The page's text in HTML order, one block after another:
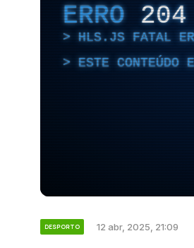
ERRO 204
HLS.JS FATAL
ESTE CONTEÚDO
DESPORTO 12 abr, 2025, 21:09